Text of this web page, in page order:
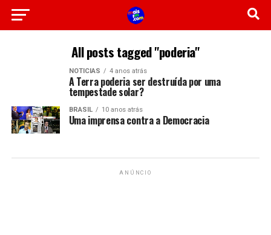
All posts tagged "poderia"
NOTICIAS 4 anos atrás
A Terra poderia ser destruída por uma
tempestade solar?
BRASIL 10 anos atrás
Uma imprensa contra a Democracia
ANÚNCIO